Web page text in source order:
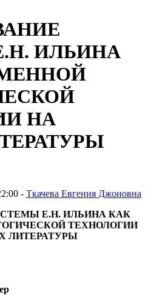
ИЛЬИНА
НА
- Ткачева Евгения Джоновна
Е.Н. ИЛЬИНА КАК
ТЕХНОЛОГИИ
ЛИТЕРАТУРЫ